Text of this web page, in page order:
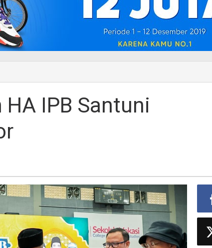
IPB Santuni